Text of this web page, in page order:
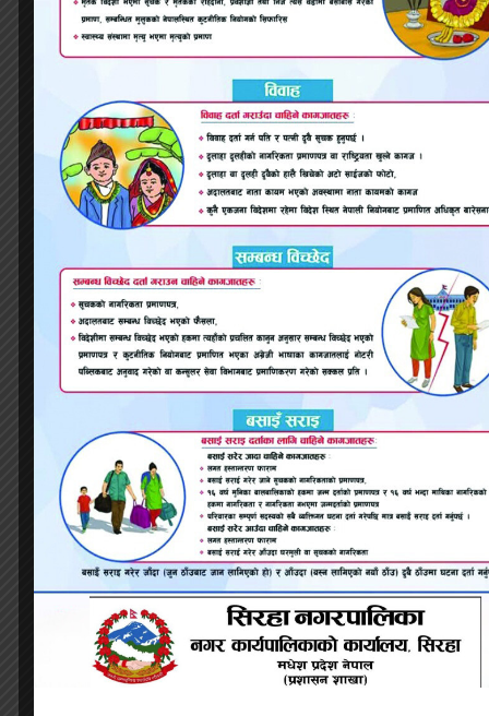
लोकतन्त्रको परिपक्वताको संकेत हो। यसले शक्ति
प्राप्तिको दौडलाई नैतिक सीमाभित्र राख्दै प्रतिस्पर्धालाई
विचार, नीति र सेवामुखी दृष्टिकोणमा केन्द्रित गराउँछ।
स्वस्थ प्रतिस्पर्धा नै सशक्त लोकतन्त्रको आधार हो, र
त्यस आधारलाई दृढ बनाउन आचारसंहिता अपरिहार्य
मार्गदर्शक सिद्ध हुन्छ।
नेता देवता होइनन्; उनीहरू जनप्रतिनिधि हुन्। नेतृत्वको
मूल्यांकन कार्य, नीतिगत स्पष्टता र नैतिक आचरणको
आधारमा गर्नुपर्छ। मतदाता भावनामा बगेर मात्र निर्णय
गरे, लोकतान्त्रिक उत्तरदायित्व कमजोर हुन्छ। यहाँ
विवेकशील नागरिकको भूमिका निर्णायक हुन्छ। जब
नागरिक स्वतन्त्र, सजग र उत्तरदायी हुन्छन्, तब
राजनीति पनि उत्तरदायी हुन्छ।“सबैलाई त्यही तराजुमा
तौलिनुपर्छ, जहाँ हामी आफुलाई तौल्छौं।” पारदर्शिता
माग्नेले स्वयं पनि पारदर्शी हुनुपर्छ। दोहोरो मापदण्डले
विश्वास तोड्छ र लोकतन्त्र कमजोर बनाउँछ।
निर्वाचन आचारसंहिता सार्वजनिक आध्यात्मिक